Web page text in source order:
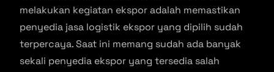
melakukan kegiatan ekspor adalah memastikan
penyedia jasa logistik ekspor yang dipilih sudah
terpercaya. Saat ini memang sudah ada banyak
sekali penyedia ekspor yang tersedia salah